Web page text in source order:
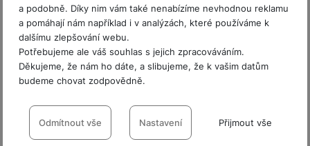
a podobně. Díky nim vám také nenabízíme nevhodnou reklamu
a pomáhají nám například i v analýzách, které používáme k
dalšímu zlepšování webu.
Potřebujeme ale váš souhlas s jejich zpracováváním.
Děkujeme, že nám ho dáte, a slibujeme, že k vašim datům
budeme chovat zodpovědně.
Nastavení souhlasů s kategoriemi
cookies
Odmítnout vše Nastavení Přijmout vše
G
a
l
a
x
y
Městská oblast
výrobce
Praha
Země výrobce Česká Republika
PSČ výrobce 14800
Ulice dovozce V Parku 2323/14